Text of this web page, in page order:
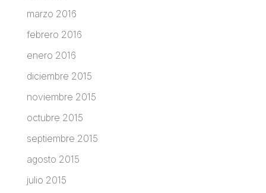
marzo 2016
febrero 2016
enero 2016
diciembre 2015
noviembre 2015
octubre 2015
septiembre 2015
agosto 2015
julio 2015